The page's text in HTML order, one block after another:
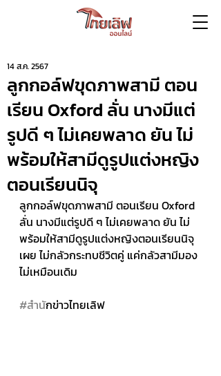
ลูกกอล์ฟขุดภาพสามี ตอน
เรียน Oxford ลั่น นางมีแต่
รูปดี ๆ ไม่เคยพลาด ยัน ไม่
พร้อมให้สามีดูรูปแต่งหญิง
ตอนเรียนนิจุ
14 ส.ค. 2567
ลูกกอล์ฟขุดภาพสามี ตอนเรียน Oxford
ลั่น นางมีแต่รูปดี ๆ ไม่เคยพลาด ยัน ไม่
พร้อมให้สามีดูรูปแต่งหญิงตอนเรียนนิจุ
เผย ไม่กลัวกระทบชีวิตคู่ แค่กลัวสามีมอง
ไม่เหมือนเดิม
#สำนักข่าวไทยเลิฟ